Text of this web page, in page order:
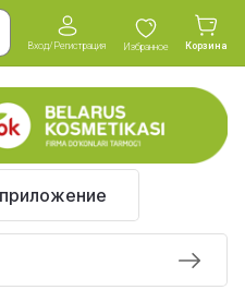
Вход/Регистрация Избранное Корзина